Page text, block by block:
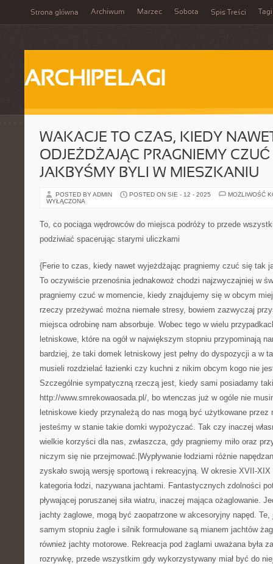
Strona główna Archiwum Marzec Sobota Spis Treści Tagi
ARCHIPELAGI
WAKACJE TO CZAS, KIEDY
ODJEŻDŻAJĄC PRAGNIEMY
JAKBYŚMY BYLI W MIESZKANIU
POSTED BY ADMIN POSTED ON SIE - 12 - 2025
MOŻLIWOŚĆ
WYŁĄCZONA
To, co pociąga wędrowców do miejsca podróży to przede
podziwiać spacerując starymi uliczkami
{Ferie to czas, kiedy nawet wyjeżdżając pragniemy czuć się tak
To oczywiście przenośnia jednakowoż chodzi najzwyczajniej w
pragniemy czuć w momencie, kiedy znajdujemy się w obcym
rzeczy przeżywać można niemałe stresy, bowiem zazwyczaj
miejsca odrobinę nam absorbuje. Wobec tego w wielu
letniskowe, które na ogół w największym stopniu przypominają
bardziej, że taki domek letniskowy jest pełny do dyspozycji a w
musieli rozdzielać łazienki czy kuchni z nikim obcym kogo nie
Szczególnie sympatyczną rzeczą jest, kiedy sami posiadamy
http://www.smrekowaosada.pl/, bo wtenczas już w ogóle nie
letniskowe kiedy przynależą do nas mogą być użytkowane przez
jesteśmy w stanie takie domki wypożyczać. Tak czy inaczej
wielkie korzyści dla nas, zwłaszcza, gdy pragniemy miło oraz
niczym się nie przejmować.|Wypływanie łodziami różnie
zyskało swoją wersję sportową i rekreacyjną. W okresie XVII-XIX
kategoria łodzi, nazywana jachtami. Fantastycznych zdolności
pływającej poruszanej siła wiatru, inaczej mająca ożaglowanie.
jachty żaglowe, mogą być zaopatrzone w akcesoryjny napęd.
samym stopniu żagle i silnik formułowane są mianem jachtów
również jachty motorowe. Rekreacja pod żaglami uważana była
rozrywkę, przede wszystkim gdy wykorzystywany miał być do